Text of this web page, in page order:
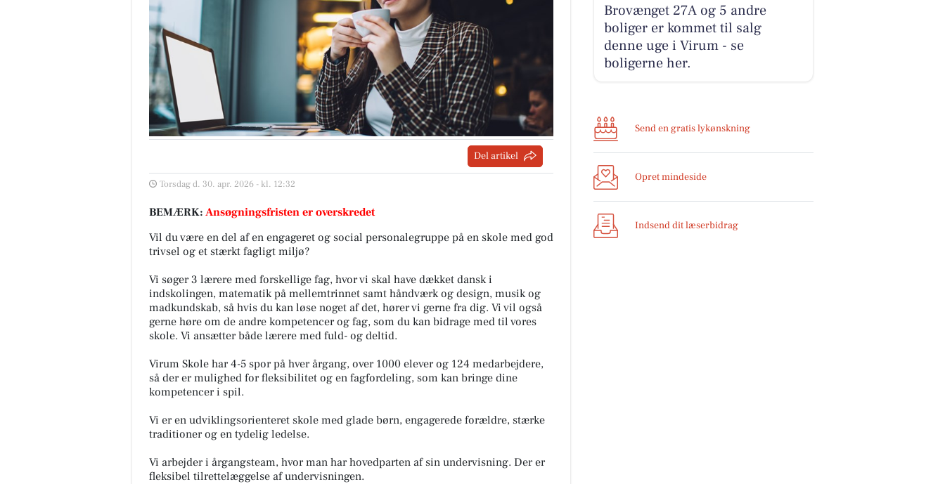
Del artikel
Torsdag d. 30. apr. 2026 - kl. 12:32
BEMÆRK: Ansøgningsfristen er overskredet
Vil du være en del af en engageret og social personalegruppe på en skole med god
trivsel og et stærkt fagligt miljø?
Vi søger 3 lærere med forskellige fag, hvor vi skal have dækket dansk i
indskolingen, matematik på mellemtrinnet samt håndværk og design, musik og
madkundskab, så hvis du kan løse noget af det, hører vi gerne fra dig. Vi vil også
gerne høre om de andre kompetencer og fag, som du kan bidrage med til vores
skole. Vi ansætter både lærere med fuld- og deltid.
Virum Skole har 4-5 spor på hver årgang, over 1000 elever og 124 medarbejdere,
så der er mulighed for fleksibilitet og en fagfordeling, som kan bringe dine
kompetencer i spil.
Vi er en udviklingsorienteret skole med glade børn, engagerede forældre, stærke
traditioner og en tydelig ledelse.
Vi arbejder i årgangsteam, hvor man har hovedparten af sin undervisning. Der er
fleksibel tilrettelæggelse af undervisningen.
Brovænget 27A og 5 andre
boliger er kommet til salg
denne uge i Virum - se
boligerne her.
Send en gratis lykønskning
Opret mindeside
Indsend dit læserbidrag